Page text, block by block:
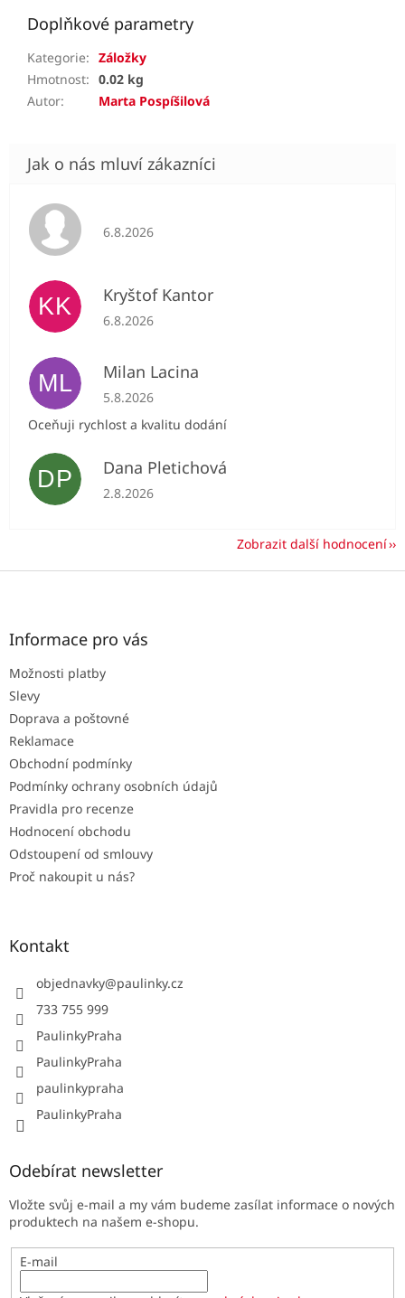
Doplňkové parametry
Kategorie: Záložky
Hmotnost: 0.02 kg
Autor: Marta Pospíšilová
Hodnocení obchodu je 5 z 5 hvězdiček.
6.8.2026
KK Kryštof Kantor
Hodnocení obchodu je 5 z 5 hvězdiček.
6.8.2026
ML Milan Lacina
Hodnocení obchodu je 5 z 5 hvězdiček.
5.8.2026
Oceňuji rychlost a kvalitu dodání
DP Dana Pletichová
Hodnocení obchodu je 5 z 5 hvězdiček.
2.8.2026
Zobrazit další hodnocení
Z
Informace pro vás
Možnosti platby
Slevy
Doprava a poštovné
Reklamace
Obchodní podmínky
Podmínky ochrany osobních údajů
Pravidla pro recenze
Hodnocení obchodu
Odstoupení od smlouvy
Proč nakoupit u nás?
Kontakt
objednavky@paulinky.cz
733 755 999
PaulinkyPraha
PaulinkyPraha
paulinkypraha
PaulinkyPraha
Odebírat newsletter
Vložte svůj e-mail a my vám budeme zasílat informace o nových
produktech na našem e-shopu.
E-mail